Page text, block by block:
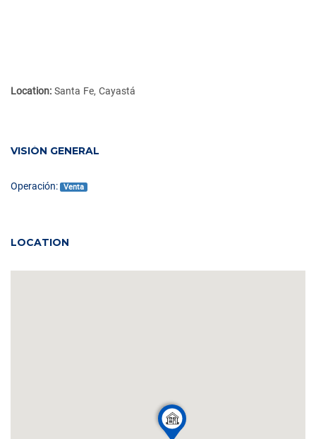
Location: Santa Fe, Cayastá
VISIÓN GENERAL
Operación: Venta
LOCATION